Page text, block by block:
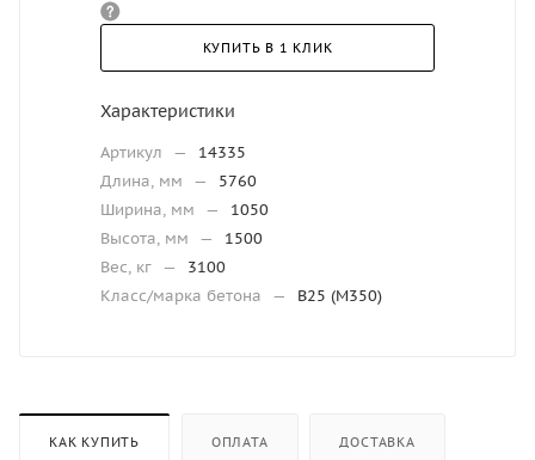
КУПИТЬ В 1 КЛИК
Характеристики
Артикул —
14335
Длина, мм
—
5760
Ширина, мм
—
1050
Высота, мм
—
1500
Вес, кг —
3100
Класс/марка бетона
— В25 (М350)
КАК КУПИТЬ ОПЛАТА ДОСТАВКА